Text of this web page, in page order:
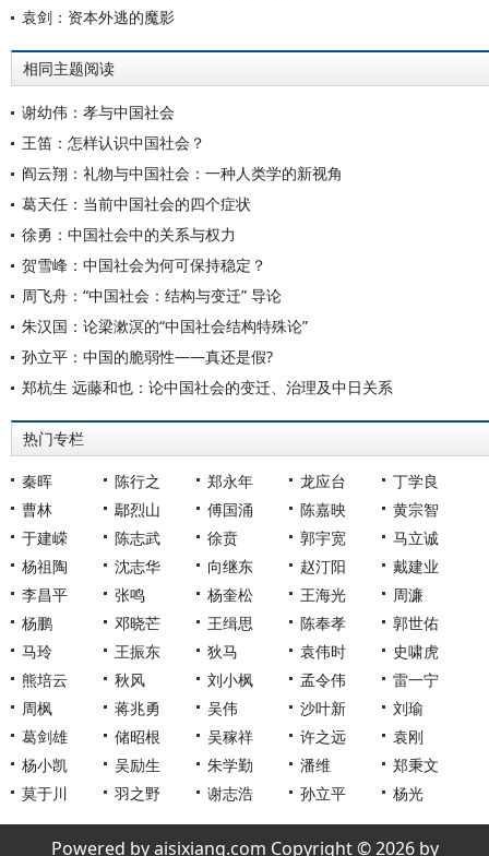
袁剑：资本外逃的魔影
相同主题阅读
谢幼伟：孝与中国社会
王笛：怎样认识中国社会？
阎云翔：礼物与中国社会：一种人类学的新视角
葛天任：当前中国社会的四个症状
徐勇：中国社会中的关系与权力
贺雪峰：中国社会为何可保持稳定？
周飞舟：“中国社会：结构与变迁” 导论
朱汉国：论梁漱溟的“中国社会结构特殊论”
孙立平：中国的脆弱性——真还是假?
郑杭生 远藤和也：论中国社会的变迁、治理及中日关系
热门专栏
秦晖 陈行之 郑永年 龙应台
丁学良
曹林
鄢烈山 傅国涌 陈嘉映
黄宗智
于建嵘
陈志武 徐贲 郭宇宽
马立诚
杨祖陶
沈志华 向继东 赵汀阳
戴建业
李昌平
张鸣 杨奎松 王海光
周濂
杨鹏
邓晓芒 王缉思 陈奉孝
郭世佑
马玲
王振东 狄马 袁伟时
史啸虎
熊培云
秋风 刘小枫 孟令伟
雷一宁
周枫
蒋兆勇 吴伟 沙叶新
刘瑜
葛剑雄
储昭根 吴稼祥 许之远
袁刚
杨小凯
吴励生 朱学勤 潘维
郑秉文
莫于川
羽之野 谢志浩 孙立平 杨光
Powered by aisixiang.com Copyright © 2026 by